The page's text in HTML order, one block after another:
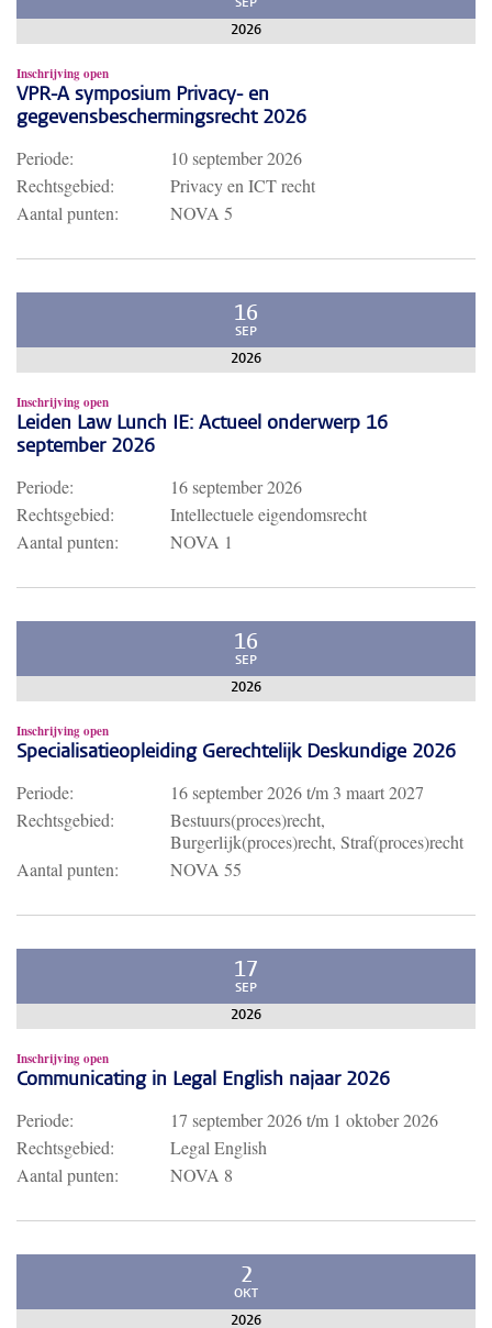
SEP
2026
Inschrijving open
VPR-A symposium Privacy- en
gegevensbeschermingsrecht 2026
Periode:
10 september 2026
Rechtsgebied:
Privacy en ICT recht
Aantal punten:
NOVA 5
16
SEP
2026
Inschrijving open
Leiden Law Lunch IE: Actueel onderwerp 16
september 2026
Periode:
16 september 2026
Rechtsgebied:
Intellectuele eigendomsrecht
Aantal punten:
NOVA 1
16
SEP
2026
Inschrijving open
Specialisatieopleiding Gerechtelijk Deskundige 2026
Periode: 16 september 2026t/m 3 maart 2027
Rechtsgebied:
Bestuurs(proces)recht,
Burgerlijk(proces)recht, Straf(proces)recht
Aantal punten:
NOVA 55
17
SEP
2026
Inschrijving open
Communicating in Legal English najaar 2026
Periode: 17 september 2026t/m 1 oktober 2026
Rechtsgebied:
Legal English
Aantal punten:
NOVA 8
2
OKT
2026